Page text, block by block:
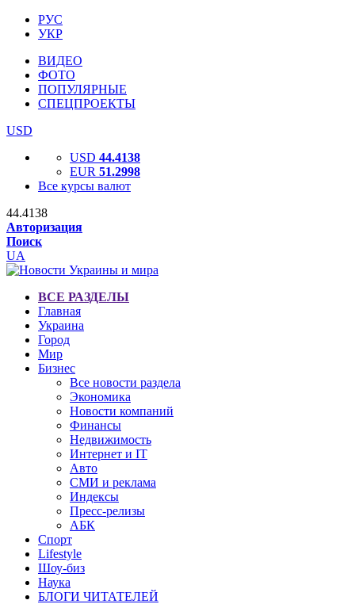
РУС
УКР
ВИДЕО
ФОТО
ПОПУЛЯРНЫЕ
СПЕЦПРОЕКТЫ
USD
USD 44.4138
EUR 51.2998
Все курсы валют
44.4138
Авторизация
Поиск
UA
ВСЕ РАЗДЕЛЫ
Главная
Украина
Город
Мир
Бизнес
Все новости раздела
Экономика
Новости компаний
Финансы
Недвижимость
Интернет и IT
Авто
СМИ и реклама
Индексы
Пресс-релизы
АБК
Спорт
Lifestyle
Шоу-биз
Наука
БЛОГИ ЧИТАТЕЛЕЙ